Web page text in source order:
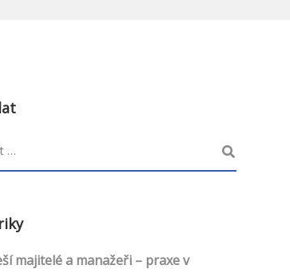
majitelé a manažeři – praxe v